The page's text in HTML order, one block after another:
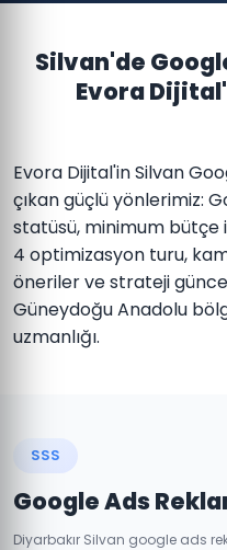
Silvan'de
Evora
Evora Dijital'in Silvan
çıkan güçlü yönlerimiz:
statüsü, minimum bütçe
4 optimizasyon turu,
öneriler ve strateji
Güneydoğu Anadolu
uzmanlığı.
SSS
Google Ads
Diyarbakır Silvan google ads